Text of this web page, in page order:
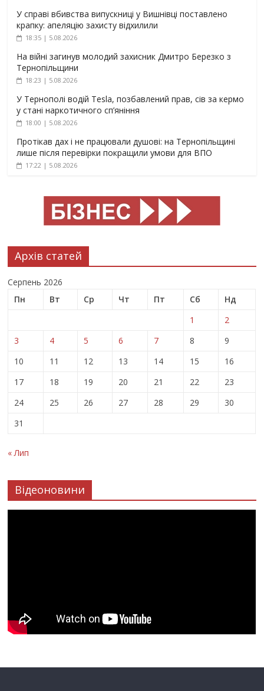
У справі вбивства випускниці у Вишнівці поставлено
крапку: апеляцію захисту відхилили
18:35 | 5.08.2026
На війні загинув молодий захисник Дмитро Березко з
Тернопільщини
18:23 | 5.08.2026
У Тернополі водій Tesla, позбавлений прав, сів за кермо
у стані наркотичного сп’яніння
18:00 | 5.08.2026
Протікав дах і не працювали душові: на Тернопільщині
лише після перевірки покращили умови для ВПО
17:22 | 5.08.2026
Архів статей
Серпень 2026
Пн
Вт Ср Чт Пт Сб
Нд
1
2
3
4 5 6 7 8
9
10
11 12 13 14 15
16
17
18 19 20 21 22
23
24
25 26 27 28 29
30
31
« Лип
Відеоновини